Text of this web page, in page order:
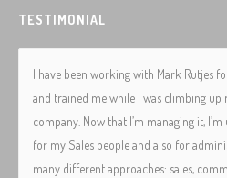
TESTIMONIAL
I have been working with Mark Rutjes
and trained me while I was climbing up
company. Now that I’m managing it,
for my Sales people and also for
many different approaches: sales,